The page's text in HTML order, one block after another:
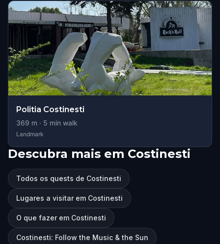
Politia Costinesti
369 m · 5 min walk
Landmark
Descubra mais em Costinesti
Todos os quests de Costinesti
Lugares a visitar em Costinesti
O que fazer em Costinesti
Costinesti: Follow the Music & the Sun